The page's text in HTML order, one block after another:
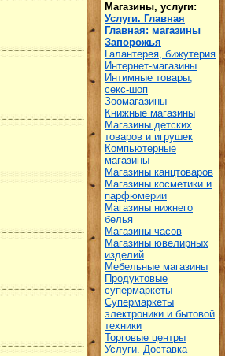
Магазины, услуги:
Услуги. Главная
Главная: магазины
Запорожья
Галантерея, бижутерия
Интернет-магазины
Интимные товары,
секс-шоп
Зоомагазины
Книжные магазины
Магазины детских
товаров и игрушек
Компьютерные
магазины
Магазины канцтоваров
Магазины косметики и
парфюмерии
Магазины нижнего
белья
Магазины часов
Магазины ювелирных
изделий
Мебельные магазины
Продуктовые
супермаркеты
Супермаркеты
электроники и бытовой
техники
Торговые центры
Услуги. Доставка